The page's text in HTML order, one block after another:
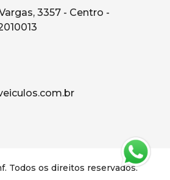
3357 - Centro -
Todos os direitos reservados.